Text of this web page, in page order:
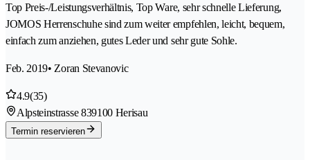
Top Preis-/Leistungsverhältnis, Top Ware, sehr schnelle Lieferung,
JOMOS Herrenschuhe sind zum weiter empfehlen, leicht, bequem,
einfach zum anziehen, gutes Leder und sehr gute Sohle.
Feb. 2019• Zoran Stevanovic
4.9(35)
Alpsteinstrasse 839100 Herisau
Termin reservieren